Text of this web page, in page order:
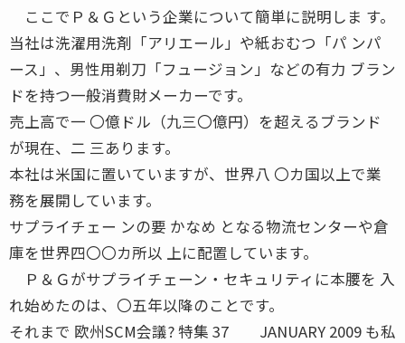
ここでＰ＆Ｇという企業について簡単に説明しま す。
当社は洗濯用洗剤「アリエール」や紙おむつ「パ ンパ
ース」、男性用剃刀「フュージョン」などの有力 ブラン
ドを持つ一般消費財メーカーです。
売上高で一 〇億ドル（九三〇億円）を超えるブランド
が現在、二 三あります。
本社は米国に置いていますが、世界八 〇カ国以上で業
務を展開しています。
サプライチェー ンの要 かなめ となる物流センターや倉
庫を世界四〇〇カ所以 上に配置しています。
Ｐ＆Ｇがサプライチェーン・セキュリティに本腰を 入
れ始めたのは、〇五年以降のことです。
それまで 欧州SCM会議? 特集 37 JANUARY 2009 も私